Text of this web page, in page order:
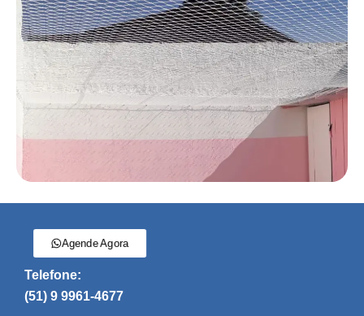
Agende Agora
Telefone:
(51) 9 9961-4677